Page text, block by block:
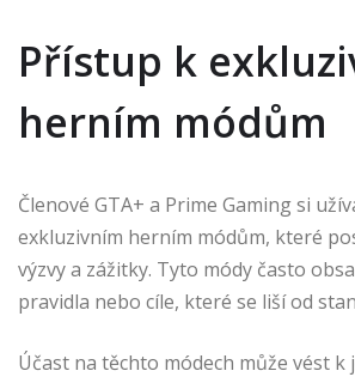
Přístup k
herním módům
Členové GTA+ a Prime Gaming si
exkluzivním herním módům, které
výzvy a zážitky. Tyto módy často
pravidla nebo cíle, které se liší od
Účast na těchto módech může vést k